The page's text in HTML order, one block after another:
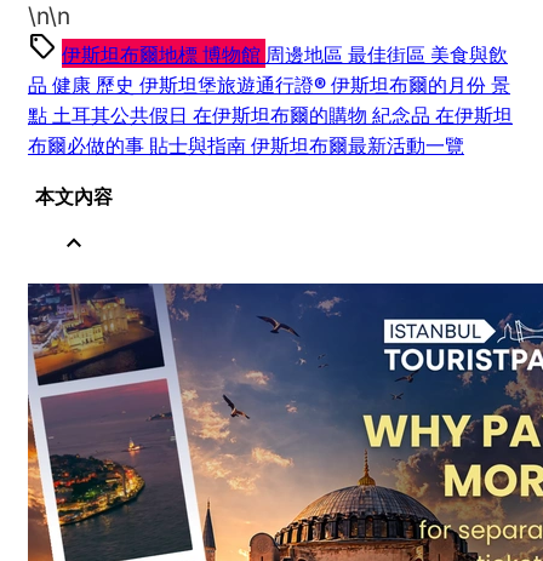
\n\n
sell 伊斯坦布爾地標博物館 周邊地區 最佳街區 美食與飲
品 健康 歷史 伊斯坦堡旅遊通行證®伊斯坦布爾的月份景
點土耳其公共假日 在伊斯坦布爾的購物 紀念品 在伊斯坦
布爾必做的事 貼士與指南伊斯坦布爾最新活動一覽
本文內容
expand_less